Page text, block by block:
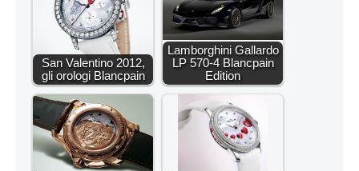
San Valentino 2012,
gli orologi Blancpain
Lamborghini Gallardo
LP 570-4 Blancpain
Edition